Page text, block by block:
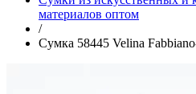
материалов оптом
/
Сумка 58445 Velina